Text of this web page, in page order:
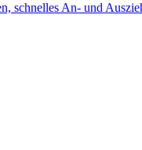
schnelles An- und